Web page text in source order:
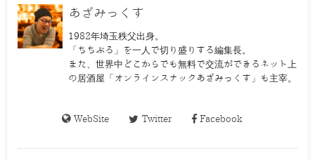
あざみっくす
1982年埼玉秩父出身。
「ちちぶる」を一人で切り盛りする編集長。
また、世界中どこからでも無料で交流ができるネット上
の居酒屋「オンラインスナックあざみっくす」も主宰。
WebSite Twitter Facebook